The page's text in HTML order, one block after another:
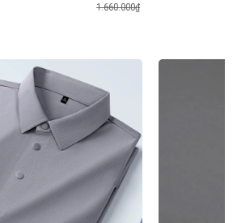
1.660.000₫